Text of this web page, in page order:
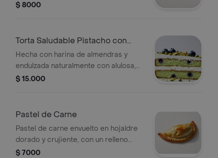
$ 8000
Torta Saludable Pistacho con
Arandanos
Hecha con harina de almendras y
endulzada naturalmente con alulosa,
cubierta con suave crema de
$ 15.000
Pastel de Carne
Pastel de carne envuelto en hojaldre
dorado y crujiente, con un relleno
jugoso de carne sazonada, perfecto
$ 7000